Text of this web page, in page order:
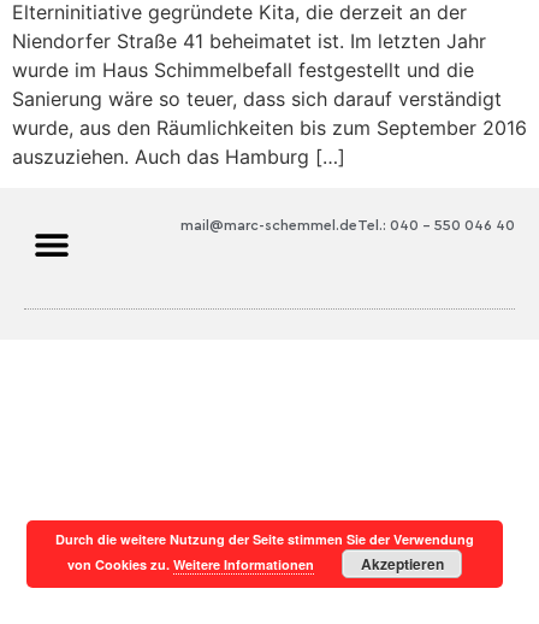
Elterninitiative gegründete Kita, die derzeit an der
Niendorfer Straße 41 beheimatet ist. Im letzten Jahr
wurde im Haus Schimmelbefall festgestellt und die
Sanierung wäre so teuer, dass sich darauf verständigt
wurde, aus den Räumlichkeiten bis zum September 2016
auszuziehen. Auch das Hamburg […]
Tel.: 040 – 550 046 40
mail@marc-schemmel.de
Durch die weitere Nutzung der Seite stimmen Sie der Verwendung
von Cookies zu.Weitere Informationen Akzeptieren